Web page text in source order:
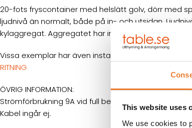
This website uses
We use cookies to
20-fots fryscontainer med helslätt golv, dörr med
ljudnivå än normalt, både på in- och utsidan.
kylaggregat. Aggregatet har inbyggd frostvakt och
Vissa exemplar har även installerats med invändigt
RITNING
ÖVRIG INFORMATION:
Strömförbrukning 9A vid full belastning.
Kabel ingår ej.